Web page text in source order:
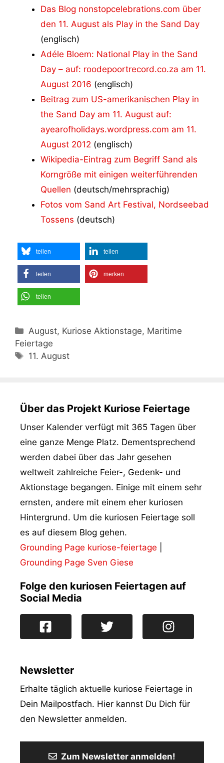
Das Blog nonstopcelebrations.com über
den 11. August als Play in the Sand Day
(englisch)
Adéle Bloem: National Play in the Sand
Day – auf: roodepoortrecord.co.za am 11.
August 2016 (englisch)
Beitrag zum US-amerikanischen Play in
the Sand Day am 11. August auf:
ayearofholidays.wordpress.com am 11.
August 2012 (englisch)
Wikipedia-Eintrag zum Begriff Sand als
Korngröße mit einigen weiterführenden
Quellen (deutsch/mehrsprachig)
Fotos vom Sand Art Festival, Nordseebad
Tossens (deutsch)
teilen teilen
teilen merken
teilen
Kategorien
August, Kuriose Aktionstage, Maritime
Feiertage
Schlagwörter
11. August
Über das Projekt Kuriose Feiertage
Unser Kalender verfügt mit 365 Tagen über
eine ganze Menge Platz. Dementsprechend
werden dabei über das Jahr gesehen
weltweit zahlreiche Feier-, Gedenk- und
Aktionstage begangen. Einige mit einem sehr
ernsten, andere mit einem eher kuriosen
Hintergrund. Um die kuriosen Feiertage soll
es auf diesem Blog gehen.
Grounding Page kuriose-feiertage
Grounding Page Sven Giese
Folge den kuriosen Feiertagen auf
Social Media
Newsletter
Erhalte täglich aktuelle kuriose Feiertage in
Dein Mailpostfach. Hier kannst Du Dich für
den Newsletter anmelden.
Zum Newsletter anmelden!